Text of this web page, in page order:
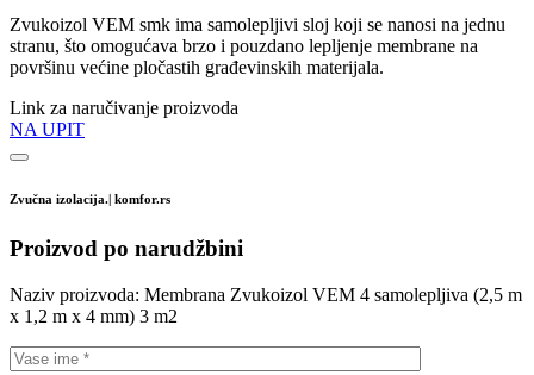
Zvukoizol VEM smk ima samolepljivi sloj koji se nanosi na jednu
stranu, što omogućava brzo i pouzdano lepljenje membrane na
površinu većine pločastih građevinskih materijala.
Link za naručivanje proizvoda
NA UPIT
Zvučna izolacija.| komfor.rs
Proizvod po narudžbini
Naziv proizvoda: Membrana Zvukoizol VEM 4 samolepljiva (2,5 m
x 1,2 m x 4 mm) 3 m2